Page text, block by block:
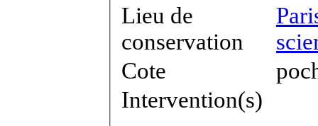
Lieu de
conservation
Cote
Intervention(s)